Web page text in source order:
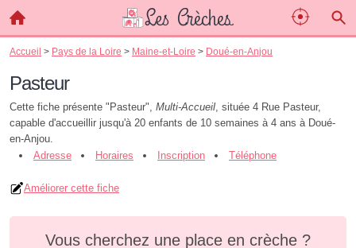
Accueil > Pays de la Loire > Maine-et-Loire > Doué-en-Anjou
Pasteur
Cette fiche présente "Pasteur", Multi-Accueil, située 4 Rue Pasteur,
capable d'accueillir jusqu'à 20 enfants de 10 semaines à 4 ans à Doué-
en-Anjou.
Adresse
Horaires Inscription Téléphone
Améliorer cette fiche
Vous cherchez une place en crèche ?